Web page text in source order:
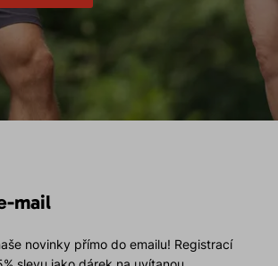
mail
novinky přímo do emailu! Registrací